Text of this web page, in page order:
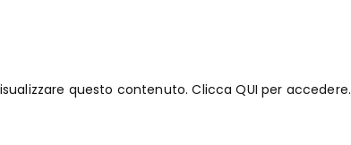
questo contenuto. Clicca QUI per accedere.